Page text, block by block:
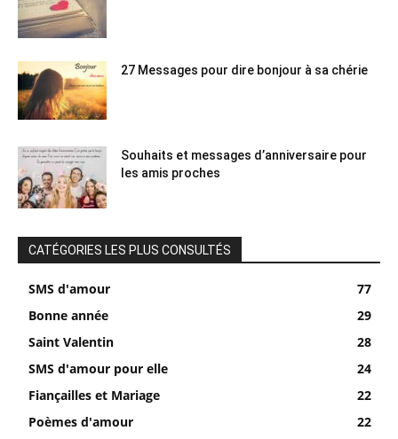
27 Messages pour dire bonjour à sa chérie
Souhaits et messages d’anniversaire pour
les amis proches
CATÉGORIES LES PLUS CONSULTÉS
SMS d'amour
77
Bonne année
29
Saint Valentin
28
SMS d'amour pour elle
24
Fiançailles et Mariage
22
Poèmes d'amour
22